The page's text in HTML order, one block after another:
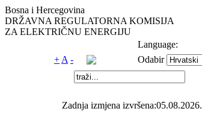
Bosna i Hercegovina
DRŽAVNA REGULATORNA KOMISIJA
ZA ELEKTRIČNU ENERGIJU
Language:
+ A - Odabir
Zadnja izmjena izvršena:05.08.2026.